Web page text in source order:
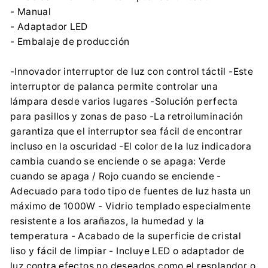
- Manual
- Adaptador LED
- Embalaje de producción
-Innovador interruptor de luz con control táctil -Este
interruptor de palanca permite controlar una
lámpara desde varios lugares -Solución perfecta
para pasillos y zonas de paso -La retroiluminación
garantiza que el interruptor sea fácil de encontrar
incluso en la oscuridad -El color de la luz indicadora
cambia cuando se enciende o se apaga: Verde
cuando se apaga / Rojo cuando se enciende -
Adecuado para todo tipo de fuentes de luz hasta un
máximo de 1000W - Vidrio templado especialmente
resistente a los arañazos, la humedad y la
temperatura - Acabado de la superficie de cristal
liso y fácil de limpiar - Incluye LED o adaptador de